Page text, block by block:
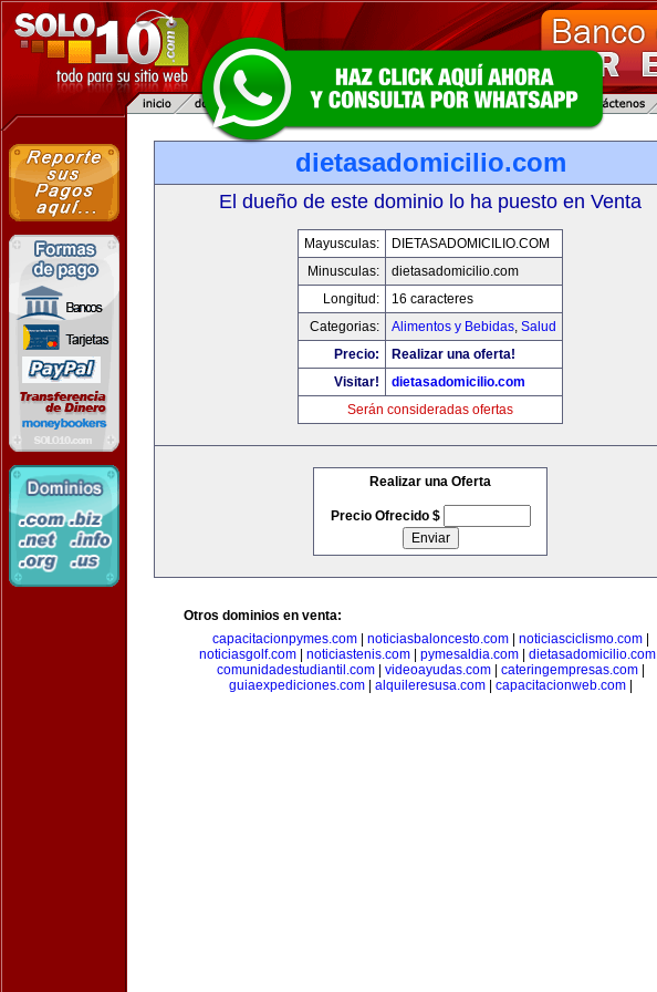
dietasadomicilio.com
El dueño de este dominio lo ha puesto en Venta
Mayusculas:
DIETASADOMICILIO.COM
Minusculas:
dietasadomicilio.com
Longitud:
16 caracteres
Categorias:
Alimentos y Bebidas, Salud
Precio:
Realizar una oferta!
Visitar!
dietasadomicilio.com
Serán consideradas ofertas
Realizar una Oferta
Precio Ofrecido $
Otros dominios en venta:
capacitacionpymes.com| noticiasbaloncesto.com| noticiasciclismo.com|
noticiasgolf.com| noticiastenis.com| pymesaldia.com| dietasadomicilio.com|
comunidadestudiantil.com| videoayudas.com| cateringempresas.com|
guiaexpediciones.com| alquileresusa.com| capacitacionweb.com|